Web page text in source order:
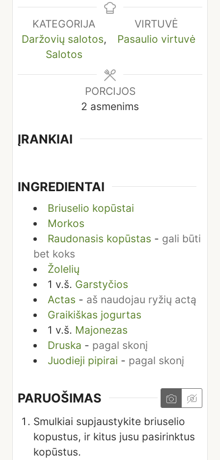
KATEGORIJA
Daržovių salotos,
Salotos
VIRTUVĖ
Pasaulio virtuvė
PORCIJOS
2 asmenims
ĮRANKIAI
INGREDIENTAI
Briuselio kopūstai
Morkos
Raudonasis kopūstas - gali būti
bet koks
Žolelių
1 v.š. Garstyčios
Actas - aš naudojau ryžių actą
Graikiškas jogurtas
1 v.š. Majonezas
Druska - pagal skonį
Juodieji pipirai - pagal skonį
PARUOŠIMAS
Smulkiai supjaustykite briuselio
kopustus, ir kitus jusu pasirinktus
kopūstus.